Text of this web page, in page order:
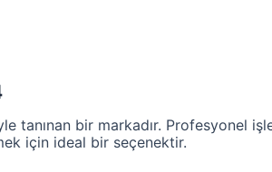
tanınan bir markadır. Profesyonel
için ideal bir seçenektir.